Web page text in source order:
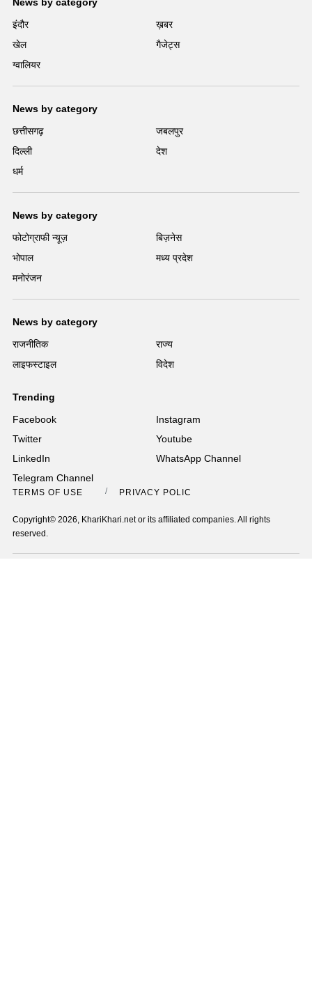
News by category
इंदौर
ख़बर
खेल
गैजेट्स
ग्वालियर
News by category
छत्तीसगढ़
जबलपुर
दिल्ली
देश
धर्म
News by category
फोटोग्राफी न्यूज़
बिज़नेस
भोपाल
मध्य प्रदेश
मनोरंजन
News by category
राजनीतिक
राज्य
लाइफस्टाइल
विदेश
Trending
Facebook
Instagram
Twitter
Youtube
LinkedIn
WhatsApp Channel
Telegram Channel
TERMS OF USE PRIVACY POLICY
Copyright© 2026, KhariKhari.net or its affiliated companies. All rights
reserved.